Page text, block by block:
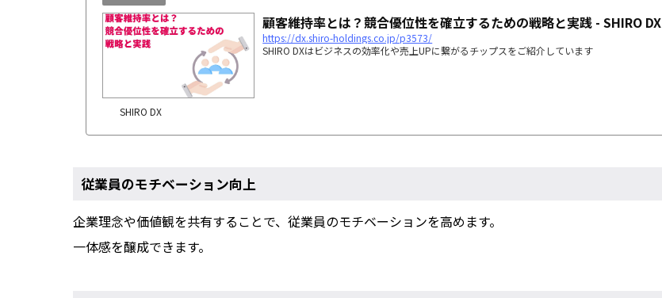
顧客維持率とは？競合優位性を確立するための戦略と実践 - SHIRO DX
https://dx.shiro-holdings.co.jp/p3573/
SHIRO DXはビジネスの効率化や売上UPに繋がるチップスをご紹介しています
SHIRO DX
従業員のモチベーション向上
企業理念や価値観を共有することで、従業員のモチベーションを高めます。
一体感を醸成できます。